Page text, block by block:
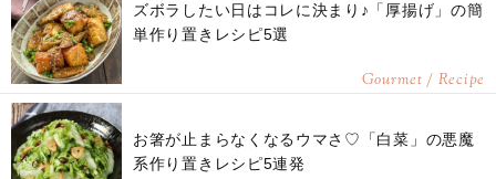
ズボラしたい日はコレに決まり♪「厚揚げ」の簡
単作り置きレシピ5選
Gourmet / Recipe
お箸が止まらなくなるウマさ♡「白菜」の悪魔
系作り置きレシピ5連発